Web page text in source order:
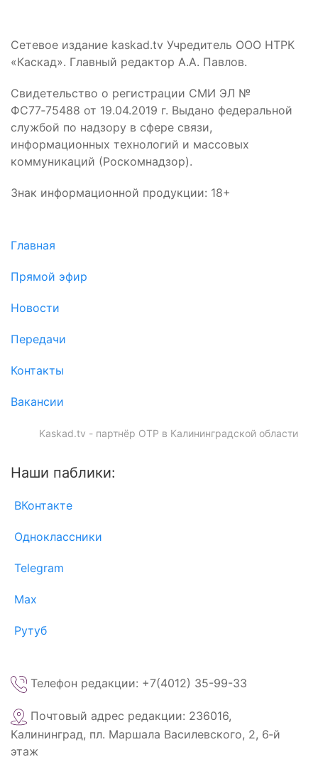
Сетевое издание kaskad.tv Учредитель ООО НТРК
«Каскад». Главный редактор А.А. Павлов.
Свидетельство о регистрации СМИ ЭЛ №
ФС77‑75488 от 19.04.2019 г. Выдано федеральной
службой по надзору в сфере связи,
информационных технологий и массовых
коммуникаций (Роскомнадзор).
Знак информационной продукции: 18+
Главная
Прямой эфир
Новости
Передачи
Контакты
Вакансии
Kaskad.tv - партнёр ОТР в Калининградской области
Наши паблики:
ВКонтакте
Одноклассники
Telegram
Max
Рутуб
Телефон редакции: +7(4012) 35-99-33
Почтовый адрес редакции: 236016,
Калининград, пл. Маршала Василевского, 2, 6‑й
этаж